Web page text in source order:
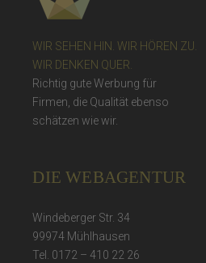
WIR SEHEN HIN. WIR HÖREN ZU.
WIR DENKEN QUER.
Richtig gute Werbung für
Firmen, die Qualität ebenso
schätzen wie wir.
DIE WEBAGENTUR
Windeberger Str. 34
99974 Mühlhausen
Tel. 0172 – 410 22 26